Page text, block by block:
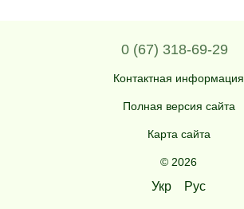
0 (67) 318-69-29
Контактная информация
Полная версия сайта
Карта сайта
© 2026
Укр Рус